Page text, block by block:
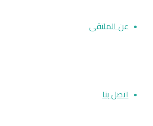
عن الملتقى
اتصل بنا